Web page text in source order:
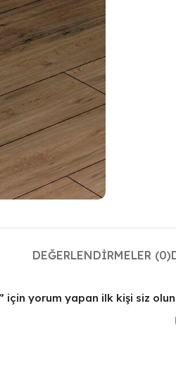
DEĞERLENDIRMELER (0)
için yorum yapan ilk kişi siz olun